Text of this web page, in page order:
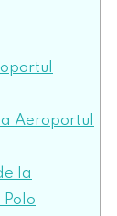
Aeroportul
la